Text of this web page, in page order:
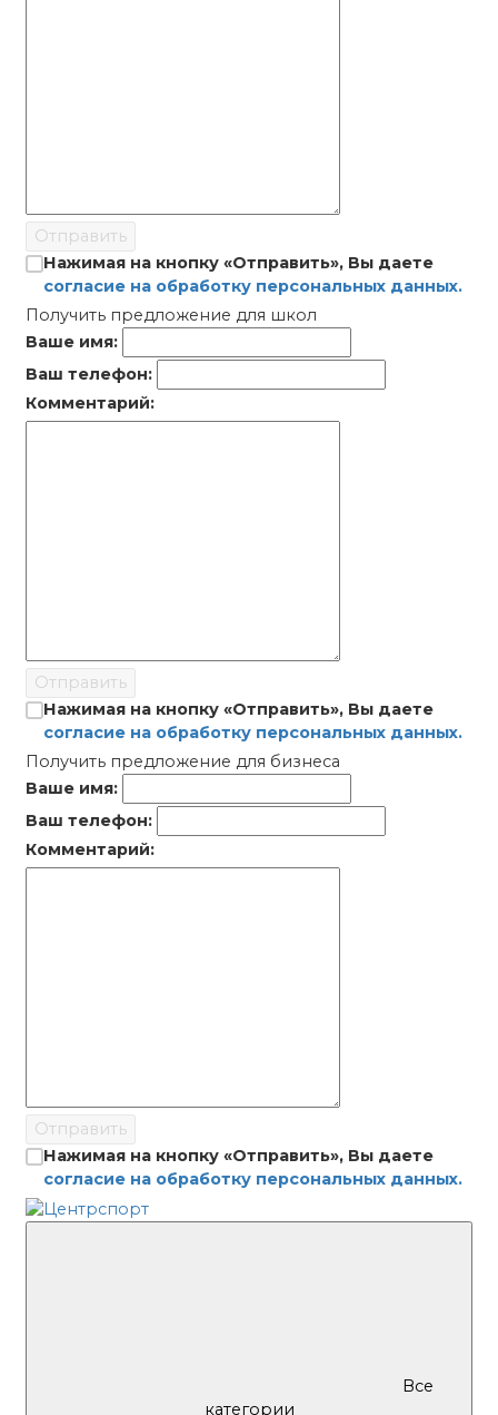
Отправить
Нажимая на кнопку «Отправить», Вы даете
согласие на обработку персональных данных.
Получить предложение для школ
Ваше имя:
Ваш телефон:
Комментарий:
Отправить
Нажимая на кнопку «Отправить», Вы даете
согласие на обработку персональных данных.
Получить предложение для бизнеса
Ваше имя:
Ваш телефон:
Комментарий:
Отправить
Нажимая на кнопку «Отправить», Вы даете
согласие на обработку персональных данных.
Все
категории